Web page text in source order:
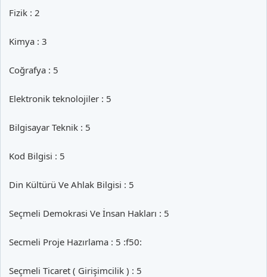
Fizik : 2
Kimya : 3
Coğrafya : 5
Elektronik teknolojiler : 5
Bilgisayar Teknik : 5
Kod Bilgisi : 5
Din Kültürü Ve Ahlak Bilgisi : 5
Seçmeli Demokrasi Ve İnsan Hakları : 5
Secmeli Proje Hazırlama : 5 :f50:
Seçmeli Ticaret ( Girişimcilik ) : 5